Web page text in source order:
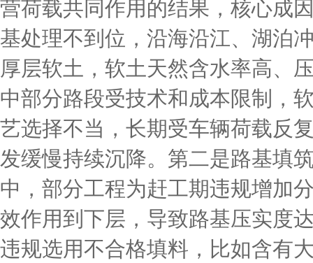
营荷载共同作用的结果，核心成
基处理不到位，沿海沿江、湖泊
厚层软土，软土天然含水率高、
中部分路段受技术和成本限制，
艺选择不当，长期受车辆荷载反
发缓慢持续沉降。第二是路基填
中，部分工程为赶工期违规增加
效作用到下层，导致路基压实度
违规选用不合格填料，比如含有